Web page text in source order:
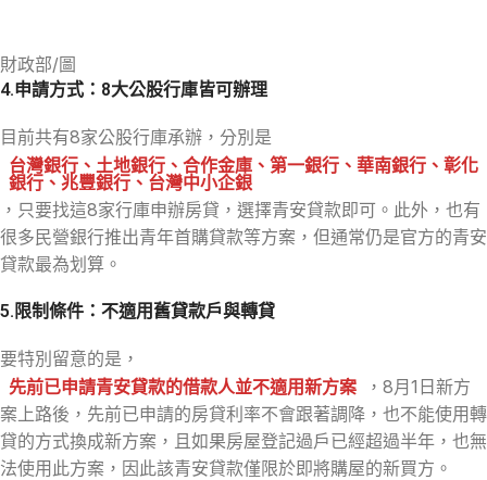
財政部/圖
4.申請方式：8大公股行庫皆可辦理
目前共有8家公股行庫承辦，分別是
台灣銀行、土地銀行、合作金庫、第一銀行、華南銀行、彰化
銀行、兆豐銀行、台灣中小企銀
，只要找這8家行庫申辦房貸，選擇青安貸款即可。此外，也有
很多民營銀行推出青年首購貸款等方案，但通常仍是官方的青安
貸款最為划算。
5.限制條件：不適用舊貸款戶與轉貸
要特別留意的是，
先前已申請青安貸款的借款人並不適用新方案
，8月1日新方
案上路後，先前已申請的房貸利率不會跟著調降，也不能使用轉
貸的方式換成新方案，且如果房屋登記過戶已經超過半年，也無
法使用此方案，因此該青安貸款僅限於即將購屋的新買方。